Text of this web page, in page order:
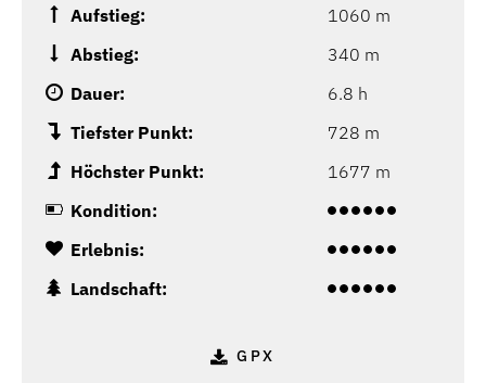
Aufstieg:
1060 m
Abstieg:
340 m
Dauer:
6.8 h
Tiefster Punkt:
728 m
Höchster Punkt:
1677 m
Kondition:
Erlebnis:
Landschaft:
GPX